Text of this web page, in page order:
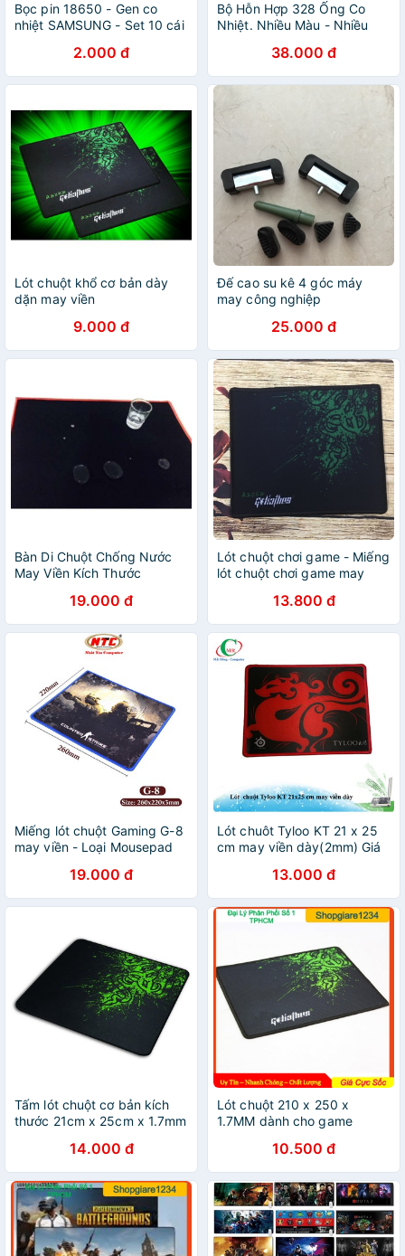
Bọc pin 18650 - Gen co
nhiệt SAMSUNG - Set 10 cái
2.000 đ
Bộ Hỗn Hợp 328 Ống Co
Nhiệt. Nhiều Màu - Nhiều
38.000 đ
Lót chuột khổ cơ bản dày
dặn may viền
9.000 đ
Đế cao su kê 4 góc máy
may công nghiệp
25.000 đ
Bàn Di Chuột Chống Nước
May Viền Kích Thước
19.000 đ
Lót chuột chơi game - Miếng
lót chuột chơi game may
13.800 đ
Miếng lót chuột Gaming G-8
may viền - Loại Mousepad
19.000 đ
Lót chuôt Tyloo KT 21 x 25
cm may viền dày(2mm) Giá
13.000 đ
Tấm lót chuột cơ bản kích
thước 21cm x 25cm x 1.7mm
14.000 đ
Lót chuột 210 x 250 x
1.7MM dành cho game
10.500 đ